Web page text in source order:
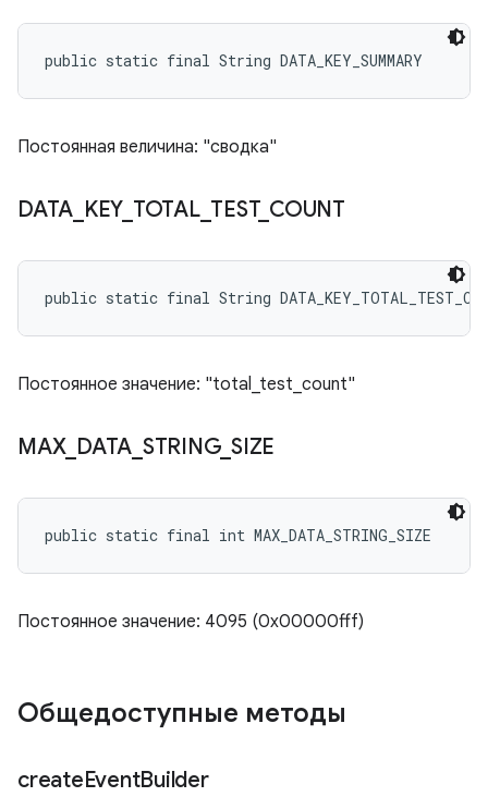
public static final String DATA_KEY_SUMMARY
Постоянная величина: "сводка"
DATA KEY_ TOTAL_ TEST_ COUNT
public static final String
Постоянное значение: "total_test_count"
MAX_ DATA STRING_ SIZE
public static final int MAX_DATA_STRING_SIZE
Постоянное значение: 4095 (0x00000fff)
Общедоступные методы
createEventBuilder